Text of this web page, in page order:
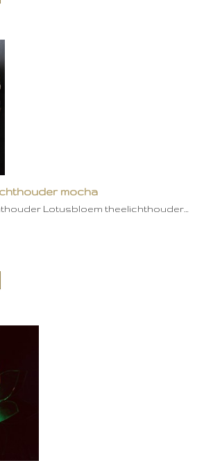
mocha
Lotusbloem theelichthouder…